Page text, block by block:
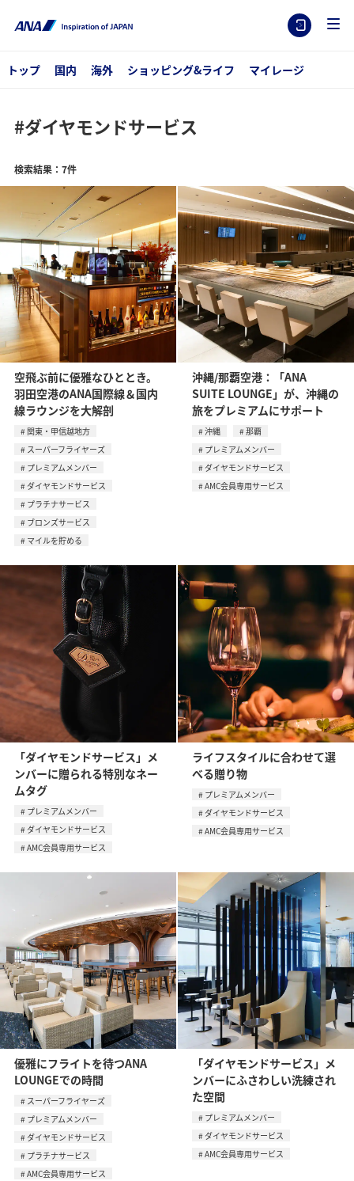
トップ 国内 海外 ショッピング&ライフ マイレージ
#ダイヤモンドサービス
検索結果：7件
空飛ぶ前に優雅なひととき。
羽田空港のANA国際線＆国内
線ラウンジを大解剖
関東・甲信越地方
スーパーフライヤーズ
プレミアムメンバー
ダイヤモンドサービス
プラチナサービス
ブロンズサービス
マイルを貯める
沖縄/那覇空港：「ANA
SUITE LOUNGE」が、沖縄の
旅をプレミアムにサポート
沖縄
那覇
プレミアムメンバー
ダイヤモンドサービス
AMC会員専用サービス
「ダイヤモンドサービス」メ
ンバーに贈られる特別なネー
ムタグ
プレミアムメンバー
ダイヤモンドサービス
AMC会員専用サービス
ライフスタイルに合わせて選
べる贈り物
プレミアムメンバー
ダイヤモンドサービス
AMC会員専用サービス
優雅にフライトを待つANA
LOUNGEでの時間
スーパーフライヤーズ
プレミアムメンバー
ダイヤモンドサービス
プラチナサービス
AMC会員専用サービス
「ダイヤモンドサービス」メ
ンバーにふさわしい洗練され
た空間
プレミアムメンバー
ダイヤモンドサービス
AMC会員専用サービス